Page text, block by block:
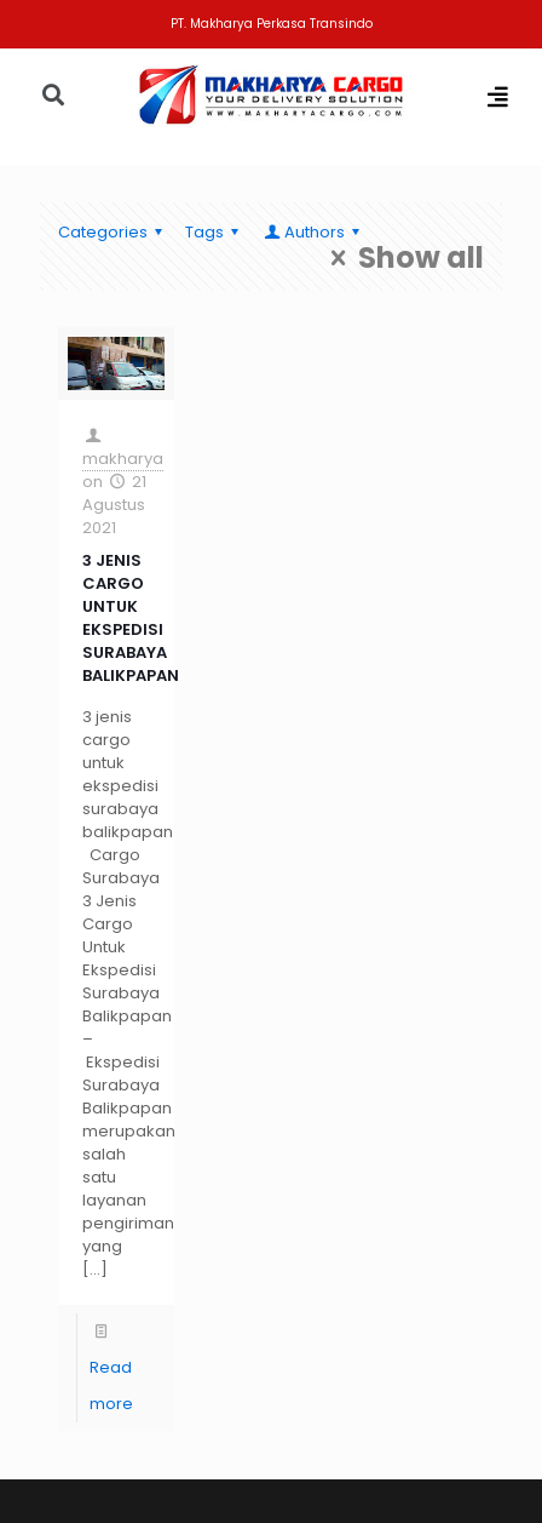
PT. Makharya Perkasa Transindo
Categories Tags Authors
Show all
makharya
on
21
Agustus
2021
3 JENIS
CARGO
UNTUK
EKSPEDISI
SURABAYA
BALIKPAPAN
3 jenis
cargo
untuk
ekspedisi
surabaya
balikpapan
Cargo
Surabaya
3 Jenis
Cargo
Untuk
Ekspedisi
Surabaya
Balikpapan
–
Ekspedisi
Surabaya
Balikpapan
merupakan
salah
satu
layanan
pengiriman
yang
[…]
Read
more